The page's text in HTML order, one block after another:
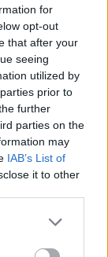
for
opt-out
that after your
seeing
utilized by
prior to
further
parties on the
may
IAB’s List of
it to other
more Google
may click to
του 2000
του